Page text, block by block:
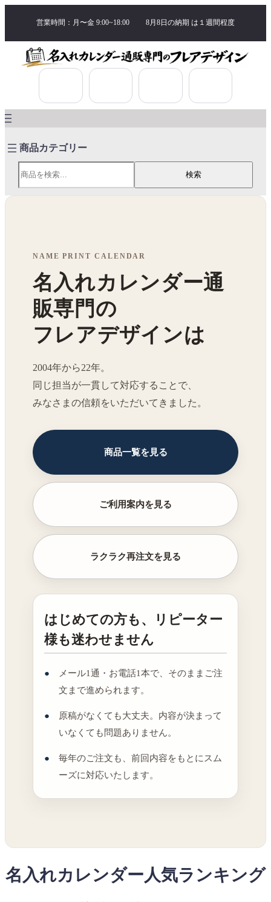
営業時間：月〜金 9:00~18:00 8月8日の納期 は １週間程度
検索
検索
NAME PRINT CALENDAR
名入れカレンダー通
販専門の
フレアデザインは
2004年から22年。
同じ担当が一貫して対応することで、
みなさまの信頼をいただいてきました。
商品一覧を見る
ご利用案内を見る
ラクラク再注文を見る
はじめての方も、リピーター
様も迷わせません
メール1通・お電話1本で、そのままご注
文まで進められます。
原稿がなくても大丈夫。内容が決まって
いなくても問題ありません。
毎年のご注文も、前回内容をもとにスム
ーズに対応いたします。
名入れカレンダー人気ランキング